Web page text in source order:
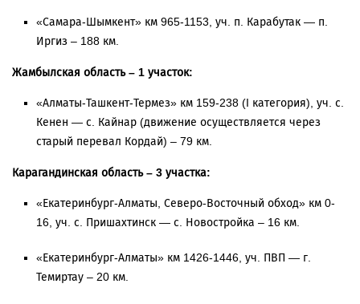
«Самара-Шымкент» км 965-1153, уч. п. Карабутак — п.
Иргиз – 188 км.
Жамбылская область – 1 участок:
«Алматы-Ташкент-Термез» км 159-238 (I категория), уч. с.
Кенен — с. Кайнар (движение осуществляется через
старый перевал Кордай) – 79 км.
Карагандинская область – 3 участка:
«Екатеринбург-Алматы, Северо-Восточный обход» км 0-
16, уч. с. Пришахтинск — с. Новостройка – 16 км.
«Екатеринбург-Алматы» км 1426-1446, уч. ПВП — г.
Темиртау – 20 км.